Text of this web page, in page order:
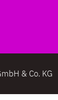
& Co. KG